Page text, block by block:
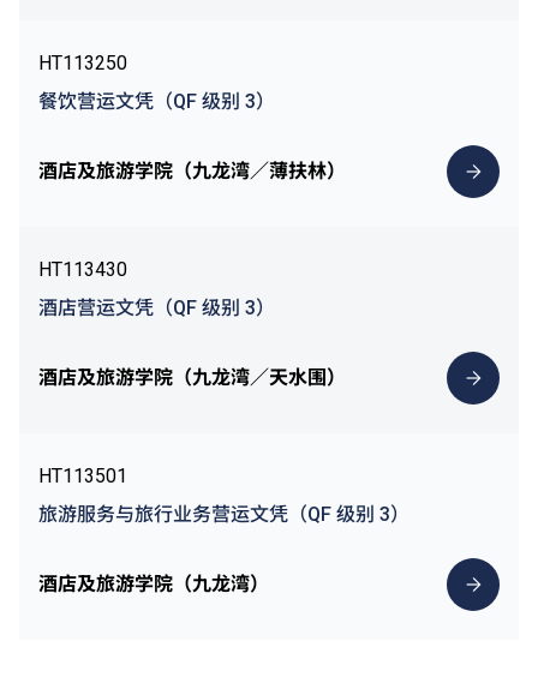
HT113250
餐饮营运文凭（QF 级别 3）
酒店及旅游学院（九龙湾／薄扶林）
HT113430
酒店营运文凭（QF 级别 3）
酒店及旅游学院（九龙湾／天水围）
HT113501
旅游服务与旅行业务营运文凭（QF 级别 3）
酒店及旅游学院（九龙湾）